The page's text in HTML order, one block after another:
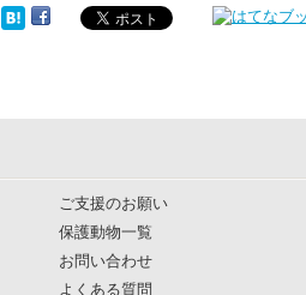
ご支援のお願い
保護動物一覧
お問い合わせ
よくある質問